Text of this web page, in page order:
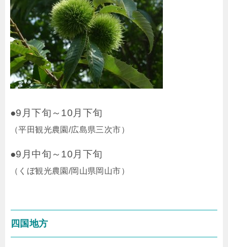
●9月下旬～10月下旬
（平田観光農園/広島県三次市）
●9月中旬～10月下旬
（くぼ観光農園/岡山県岡山市）
四国地方